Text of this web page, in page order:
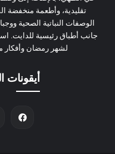
تقليدية، وأطعمة منخفضة
الوصفات النباتية الصحية
جانب أطباق رئيسية للدايت.
لشهر رمضان وأفكار
أيقونات